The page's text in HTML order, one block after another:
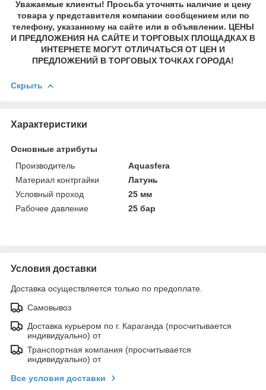
Уважаемые клиенты! Просьба уточнять наличие и цену
товара у представителя компании сообщением или по
телефону, указанному на сайте или в объявлении. ЦЕНЫ
И ПРЕДЛОЖЕНИЯ НА САЙТЕ И ТОРГОВЫХ ПЛОЩАДКАХ В
ИНТЕРНЕТЕ МОГУТ ОТЛИЧАТЬСЯ ОТ ЦЕН И
ПРЕДЛОЖЕНИЙ В ТОРГОВЫХ ТОЧКАХ ГОРОДА!
Скрыть
Характеристики
Основные атрибуты
Производитель
Aquasfera
Материал контргайки
Латунь
Условный проход
25 мм
Рабочее давление
25 бар
Условия доставки
Доставка осуществляется только по предоплате.
Самовывоз
Доставка курьером по г. Караганда (просчитывается
индивидуально) от
Транспортная компания (просчитывается
индивидуально) от
Все условия доставки